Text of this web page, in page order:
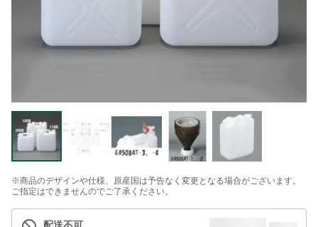
※商品のデザインや仕様、原産国は予告なく変更となる場合がございます。
ご指定はできませんのでご了承ください。